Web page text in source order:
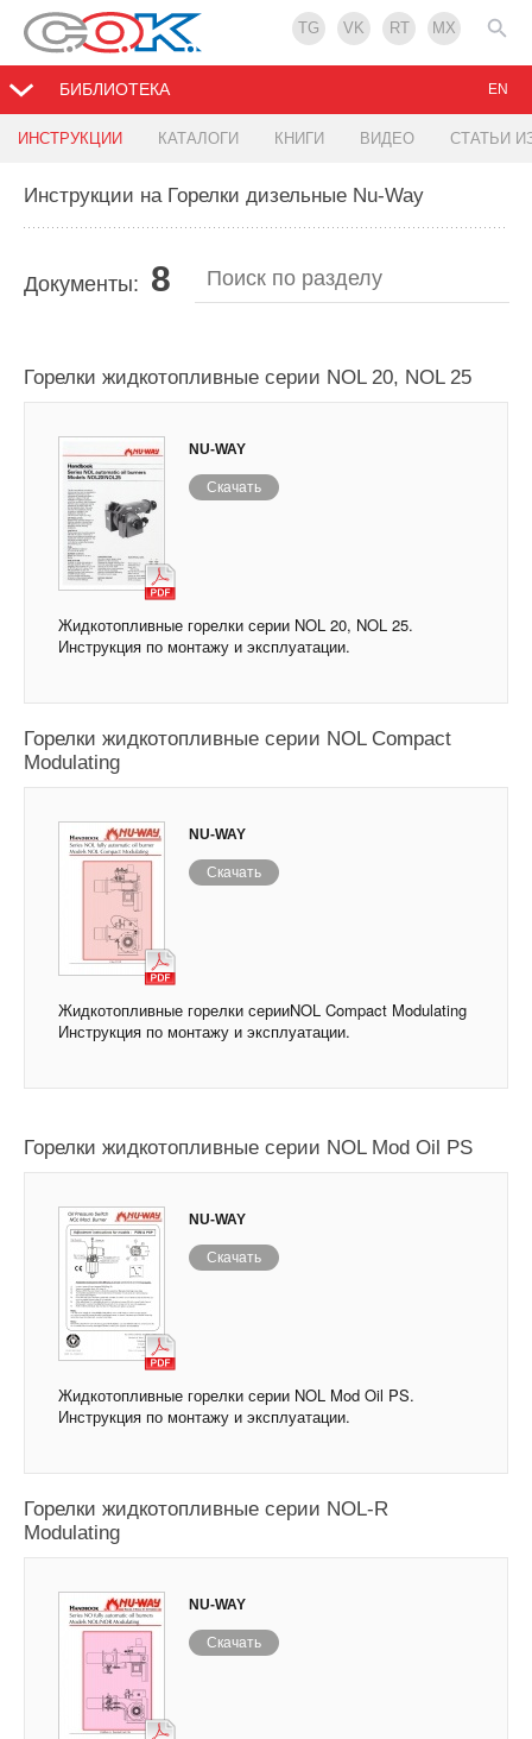
TG VK RT MX
БИБЛИОТЕКА
ИНСТРУКЦИИ КАТАЛОГИ КНИГИ ВИДЕО СТАТЬИ
EN
Инструкции на Горелки дизельные Nu-Way
Документы: 8
Горелки жидкотопливные серии NOL 20, NOL 25
NU-WAY
Скачать
Жидкотопливные горелки серии NOL 20, NOL 25.
Инструкция по монтажу и эксплуатации.
Горелки жидкотопливные серии NOL Compact
Modulating
NU-WAY
Скачать
Жидкотопливные горелки серииNOL Compact Modulating
Инструкция по монтажу и эксплуатации.
Горелки жидкотопливные серии NOL Mod Oil PS
NU-WAY
Скачать
Жидкотопливные горелки серии NOL Mod Oil PS.
Инструкция по монтажу и эксплуатации.
Горелки жидкотопливные серии NOL-R
Modulating
NU-WAY
Скачать